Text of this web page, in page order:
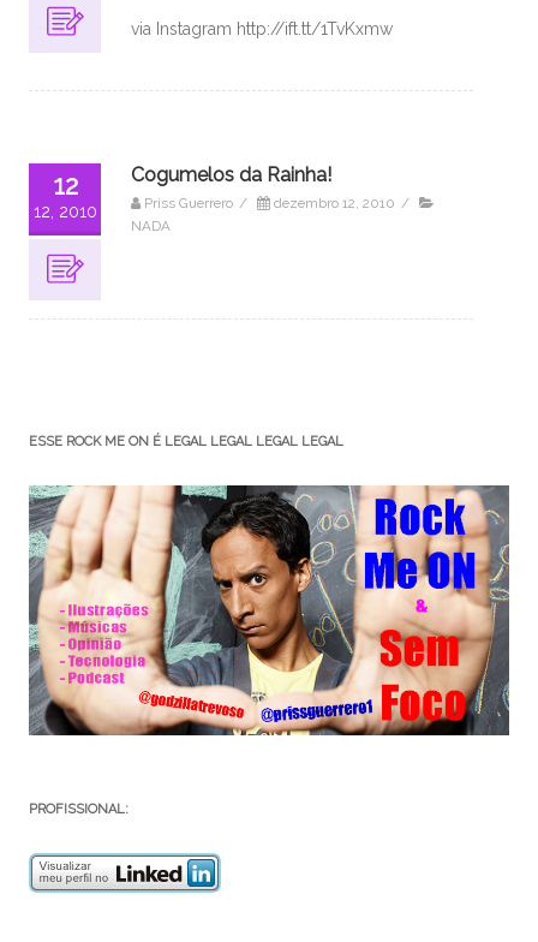
via Instagram http://ift.tt/1TvKxmw
12
12, 2010
Cogumelos da Rainha!
Priss Guerrero / dezembro 12, 2010 /
NADA
ESSE ROCK ME ON É LEGAL LEGAL LEGAL LEGAL
PROFISSIONAL: